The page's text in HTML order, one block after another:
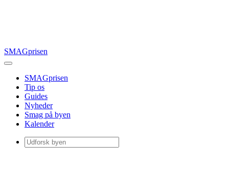
SMAGprisen
SMAGprisen
Tip os
Guides
Nyheder
Smag på byen
Kalender